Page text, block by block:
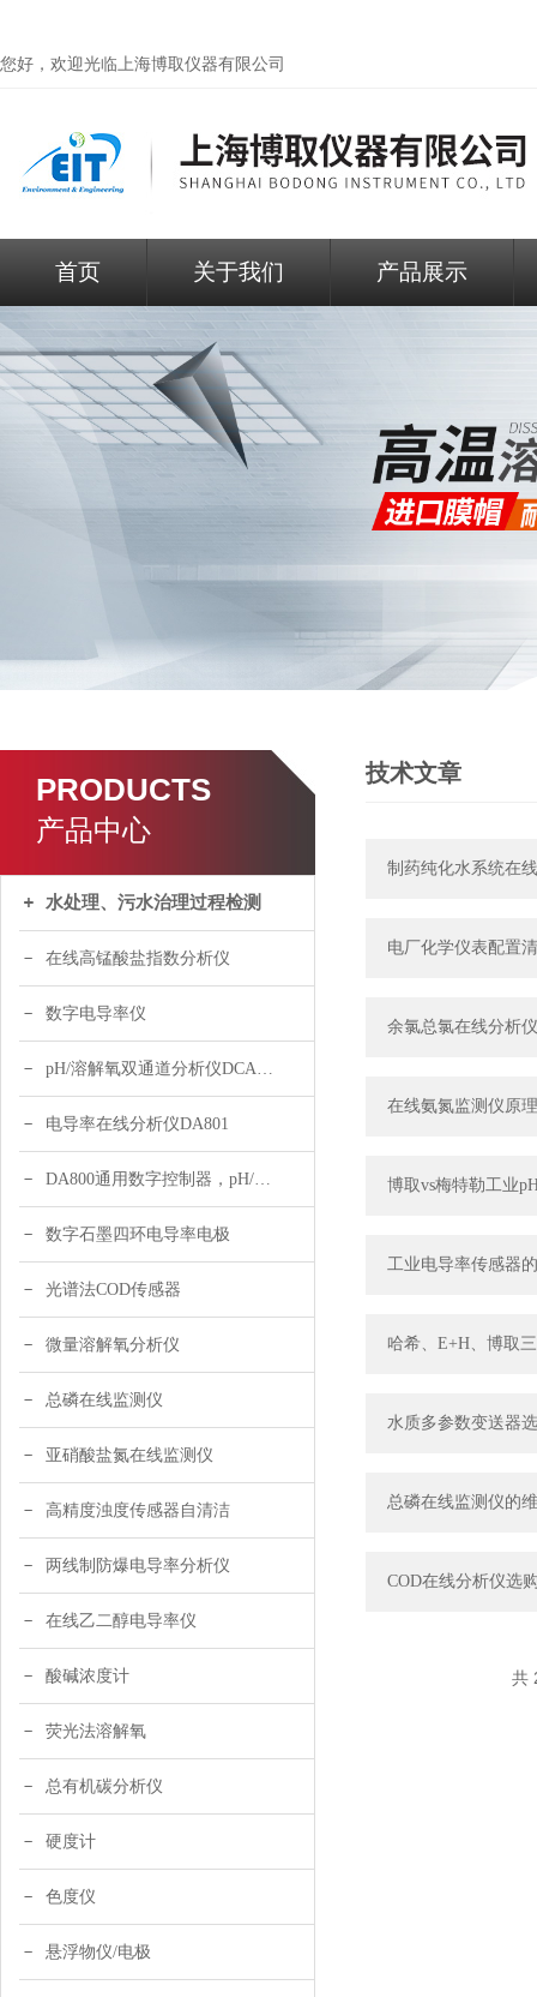
您好，欢迎光临上海博取仪器有限公司
首页 关于我们 产品展示
PRODUCTS
产品中心
水处理、污水治理过程检测
在线高锰酸盐指数分析仪
数字电导率仪
pH/溶解氧双通道分析仪DCA120
电导率在线分析仪DA801
DA800通用数字控制器，pH/DO/ORP多参数
数字石墨四环电导率电极
光谱法COD传感器
微量溶解氧分析仪
总磷在线监测仪
亚硝酸盐氮在线监测仪
高精度浊度传感器自清洁
两线制防爆电导率分析仪
在线乙二醇电导率仪
酸碱浓度计
荧光法溶解氧
总有机碳分析仪
硬度计
色度仪
悬浮物仪/电极
技术文章
制药纯化水系统在
电厂化学仪表配置
余氯总氯在线分析
在线氨氮监测仪原
博取vs梅特勒工业
工业电导率传感器
哈希、E+H、博取
水质多参数变送器
总磷在线监测仪的
COD在线分析仪选
共